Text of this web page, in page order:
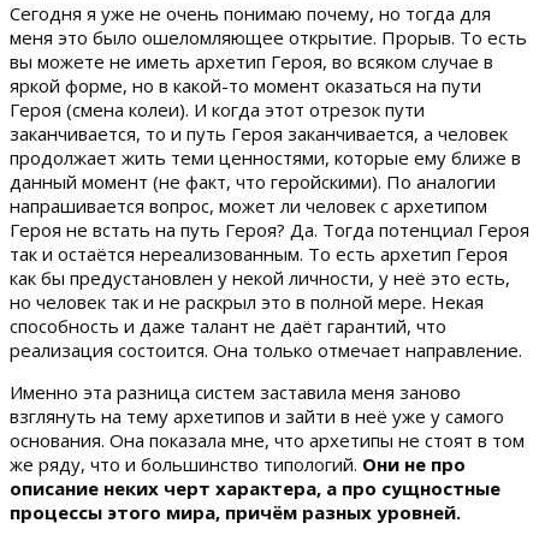
Сегодня я уже не очень понимаю почему, но тогда для
меня это было ошеломляющее открытие. Прорыв. То есть
вы можете не иметь архетип Героя, во всяком случае в
яркой форме, но в какой-то момент оказаться на пути
Героя (смена колеи). И когда этот отрезок пути
заканчивается, то и путь Героя заканчивается, а человек
продолжает жить теми ценностями, которые ему ближе в
данный момент (не факт, что геройскими). По аналогии
напрашивается вопрос, может ли человек с архетипом
Героя не встать на путь Героя? Да. Тогда потенциал Героя
так и остаётся нереализованным. То есть архетип Героя
как бы предустановлен у некой личности, у неё это есть,
но человек так и не раскрыл это в полной мере. Некая
способность и даже талант не даёт гарантий, что
реализация состоится. Она только отмечает направление.
Именно эта разница систем заставила меня заново
взглянуть на тему архетипов и зайти в неё уже у самого
основания. Она показала мне, что архетипы не стоят в том
же ряду, что и большинство типологий. Они не про
описание неких черт характера, а про сущностные
процессы этого мира, причём разных уровней.